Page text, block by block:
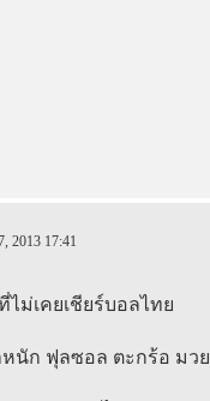
2013 17:41
ไม่เคยเชียร์บอลไทย
หนัก ฟุลซอล ตะกร้อ มว